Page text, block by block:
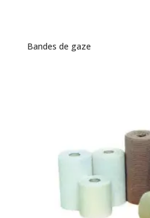
Bandes de gaze